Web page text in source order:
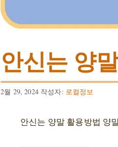
안신는 양
2월 29, 2024 작성자: 로컬정보
안신는 양말 활용방법 양